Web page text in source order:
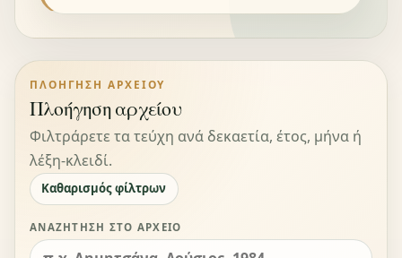
ΠΛΟΉΓΗΣΗ ΑΡΧΕΊΟΥ
Πλοήγηση αρχείου
Φιλτράρετε τα τεύχη ανά δεκαετία, έτος, μήνα ή
λέξη-κλειδί.
Καθαρισμός φίλτρων
ΑΝΑΖΉΤΗΣΗ ΣΤΟ ΑΡΧΕΊΟ